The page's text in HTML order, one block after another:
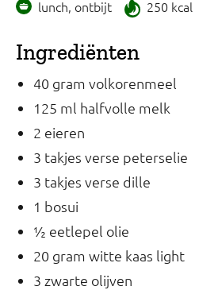
lunch, ontbijt
250 kcal
Ingrediënten
40 gram volkorenmeel
125 ml halfvolle melk
2 eieren
3 takjes verse peterselie
3 takjes verse dille
1 bosui
½ eetlepel olie
20 gram witte kaas light
3 zwarte olijven